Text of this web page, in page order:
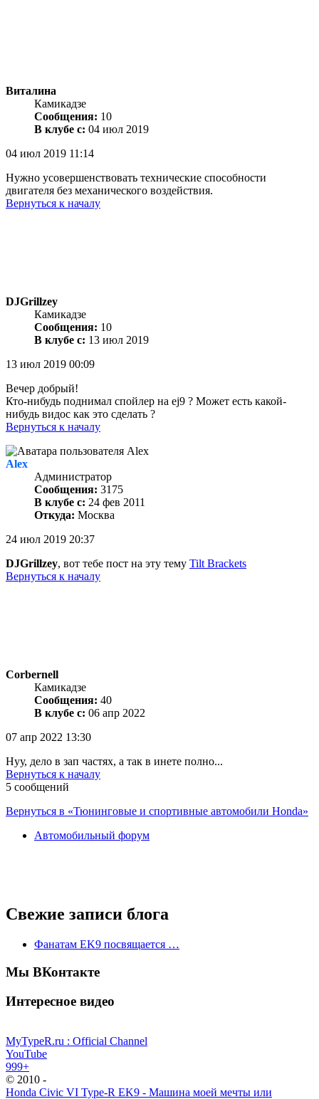
Виталина
Камикадзе
Сообщения: 10
В клубе с: 04 июл 2019
04 июл 2019 11:14
Нужно усовершенствовать технические способности
двигателя без механического воздействия.
Вернуться к началу
DJGrillzey
Камикадзе
Сообщения: 10
В клубе с: 13 июл 2019
13 июл 2019 00:09
Вечер добрый!
Кто-нибудь поднимал спойлер на ej9 ? Может есть какой-
нибудь видос как это сделать ?
Вернуться к началу
Alex
Администратор
Сообщения: 3175
В клубе с: 24 фев 2011
Откуда: Москва
24 июл 2019 20:37
DJGrillzey, вот тебе пост на эту тему Tilt Brackets
Вернуться к началу
Corbernell
Камикадзе
Сообщения: 40
В клубе с: 06 апр 2022
07 апр 2022 13:30
Нуу, дело в зап частях, а так в инете полно...
Вернуться к началу
5 сообщений
Вернуться в «Тюнинговые и спортивные автомобили Honda»
Автомобильный форум
Свежие записи блога
Фанатам EK9 посвящается …
Мы ВКонтакте
Интересное видео
MyTypeR.ru : Official Channel
YouTube
999+
© 2010 -
Honda Civic VI Type-R EK9 - Машина моей мечты или